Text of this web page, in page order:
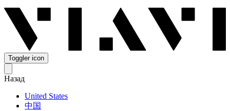
Toggler icon
Назад
United States
中国